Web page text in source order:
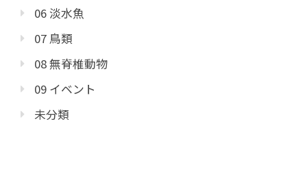
06 淡水魚
07 鳥類
08 無脊椎動物
09 イベント
未分類